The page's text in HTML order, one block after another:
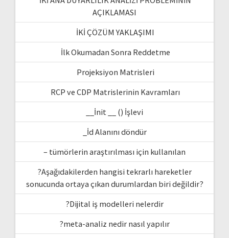
AÇIKLAMASI
İKİ ÇÖZÜM YAKLAŞIMI
İlk Okumadan Sonra Reddetme
Projeksiyon Matrisleri
RCP ve CDP Matrislerinin Kavramları
__İnit __ () İşlevi
_İd Alanını döndür
– tümörlerin araştırılması için kullanılan
?Aşağıdakilerden hangisi tekrarlı hareketler
sonucunda ortaya çıkan durumlardan biri değildir?
?Dijital iş modelleri nelerdir
?meta-analiz nedir nasıl yapılır